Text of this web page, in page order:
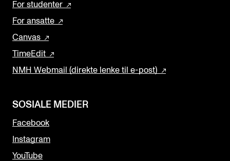
For studenter
For ansatte
Canvas
TimeEdit
NMH Webmail (direkte lenke til e-post)
SOSIALE MEDIER
Facebook
Instagram
YouTube